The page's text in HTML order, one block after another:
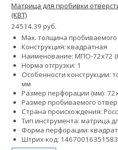
Матрица для пробивки
(КВТ)
24514.39 руб.
Max. толщина
Конструкция: квадратная
Наименование: МПО-72х72
Норма отгрузки: 1
Особенности конструкции:
мм
Размер перфорации (мм):
Размер пробиваемого
Страна происхождения:
Тип инструмента: матрица
Форма перфорации: квадрат
Штрих-код: 14670016351583